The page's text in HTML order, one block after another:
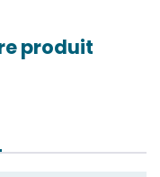
produit